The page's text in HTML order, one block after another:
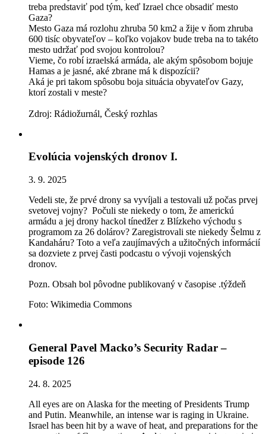
treba predstaviť pod tým, keď Izrael chce obsadiť mesto
Gaza?
Mesto Gaza má rozlohu zhruba 50 km2 a žije v ňom zhruba
600 tisíc obyvateľov – koľko vojakov bude treba na to takéto
mesto udržať pod svojou kontrolou?
Vieme, čo robí izraelská armáda, ale akým spôsobom bojuje
Hamas a je jasné, aké zbrane má k dispozícii?
Aká je pri takom spôsobu boja situácia obyvateľov Gazy,
ktorí zostali v meste?
Zdroj: Rádiožurnál, Český rozhlas
Evolúcia vojenských dronov I.
3. 9. 2025
Vedeli ste, že prvé drony sa vyvíjali a testovali už počas prvej
svetovej vojny? Počuli ste niekedy o tom, že americkú
armádu a jej drony hackol tínedžer z Blízkeho východu s
programom za 26 dolárov? Zaregistrovali ste niekedy Šelmu z
Kandaháru? Toto a veľa zaujímavých a užitočných informácií
sa dozviete z prvej časti podcastu o vývoji vojenských
dronov.
Pozn. Obsah bol pôvodne publikovaný v časopise .týždeň
Foto: Wikimedia Commons
General Pavel Macko’s Security Radar –
episode 126
24. 8. 2025
All eyes are on Alaska for the meeting of Presidents Trump
and Putin. Meanwhile, an intense war is raging in Ukraine.
Israel has been hit by a wave of heat, and preparations for the